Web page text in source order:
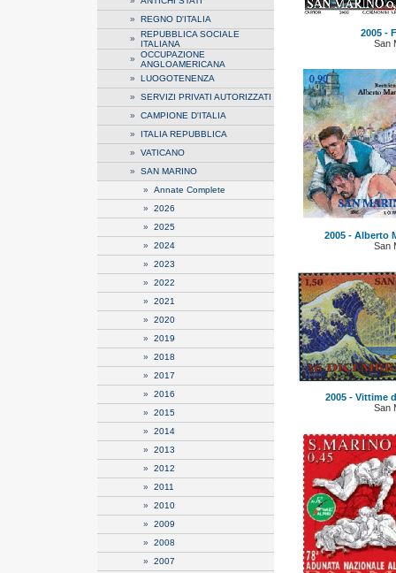
» REGNO D'ITALIA
» REPUBBLICA SOCIALE
ITALIANA
» OCCUPAZIONE
ANGLOAMERICANA
» LUOGOTENENZA
» SERVIZI PRIVATI AUTORIZZATI
» CAMPIONE D'ITALIA
» ITALIA REPUBBLICA
» VATICANO
» SAN MARINO
» Annate Complete
» 2026
» 2025
» 2024
» 2023
» 2022
» 2021
» 2020
» 2019
» 2018
» 2017
» 2016
» 2015
» 2014
» 2013
» 2012
» 2011
» 2010
» 2009
» 2008
» 2007
2005 -
San
2005 - Alberto
San
2005 - Vittime
San